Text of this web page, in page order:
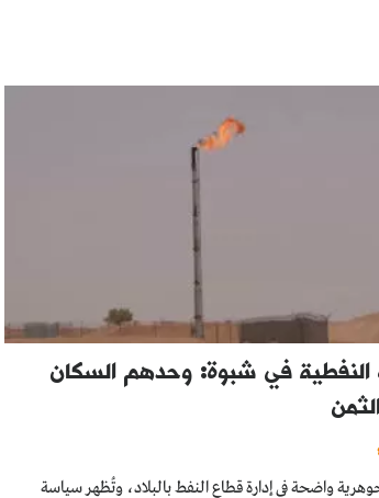
النفطية في شبوة: وحدهم السكان
واضحة في إدارة قطاع النفط بالبلاد، وتُظهر سياسة